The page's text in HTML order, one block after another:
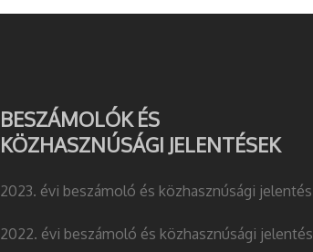
BESZÁMOLÓK ÉS
KÖZHASZNÚSÁGI JELENTÉSEK
2023. évi beszámoló és közhasznúsági jelentés
2022. évi beszámoló és közhasznúsági jelentés